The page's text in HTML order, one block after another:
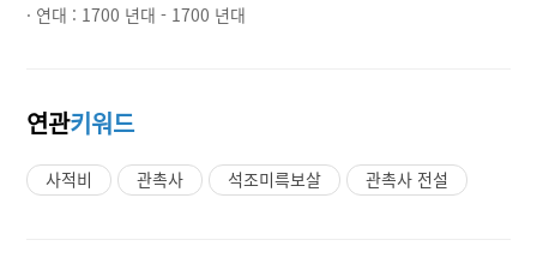
· 연대 : 1700 년대 - 1700 년대
연관키워드
사적비 관촉사 석조미륵보살 관촉사 전설